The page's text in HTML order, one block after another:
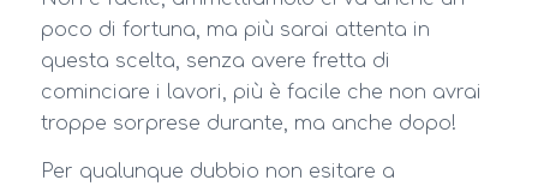
poco di fortuna, ma più sarai attenta in
questa scelta, senza avere fretta di
cominciare i lavori, più è facile che non avrai
troppe sorprese durante, ma anche dopo!
Per qualunque dubbio non esitare a